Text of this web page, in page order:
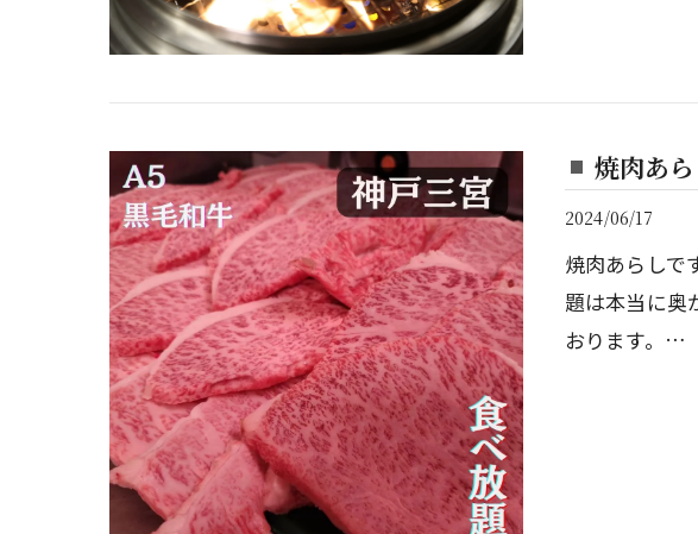
焼肉あら
2024/06/17
焼肉あらしで
題は本当に奥
おります。…